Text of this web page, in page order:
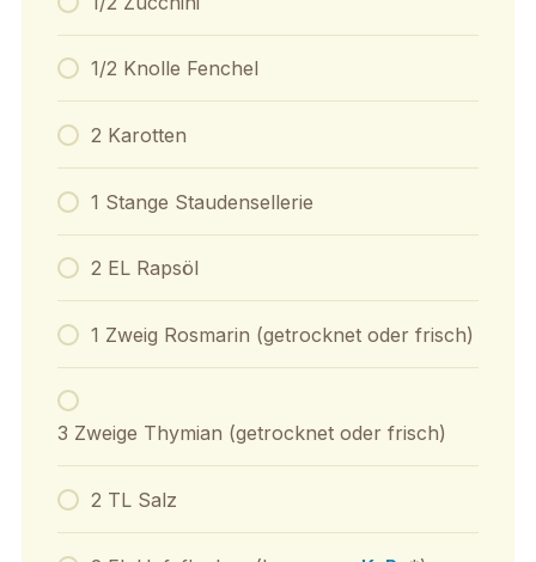
1/2 Knolle Fenchel
2 Karotten
1 Stange Staudensellerie
2 EL Rapsöl
1 Zweig Rosmarin (getrocknet oder frisch)
3 Zweige Thymian (getrocknet oder frisch)
2 TL Salz